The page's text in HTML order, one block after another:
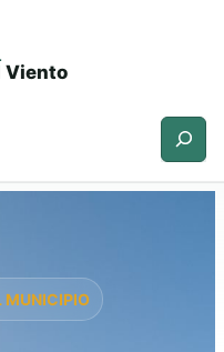
Viento
Buscar
MUNICIPIO